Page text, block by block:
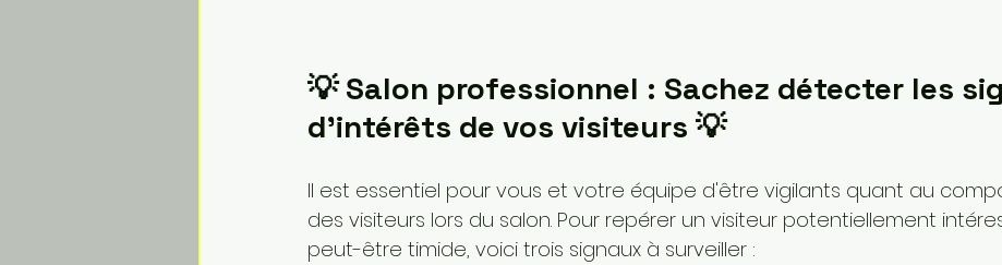
💡 Salon professionnel : Sachez détecter les
d’intérêts de vos visiteurs 💡
Il est essentiel pour vous et votre équipe d'être vigilants quant au
des visiteurs lors du salon. Pour repérer un visiteur potentiellement
peut-être timide, voici trois signaux à surveiller :